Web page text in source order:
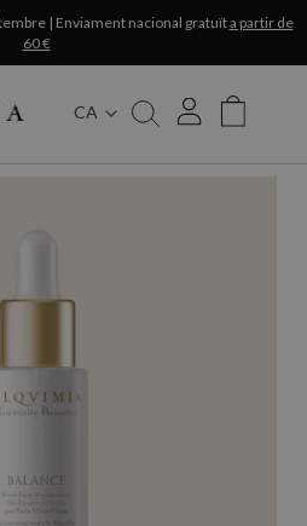
| Enviament nacional gratuïta partir de
60 €
CA
My Cart